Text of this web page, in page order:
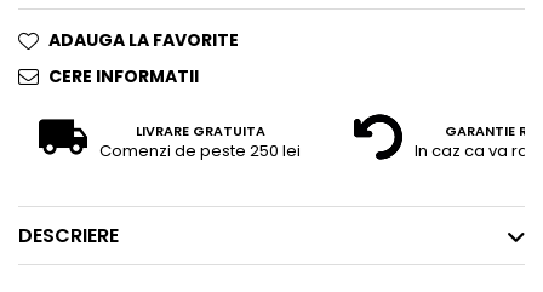
ADAUGA LA FAVORITE
CERE INFORMATII
LIVRARE GRATUITA
Comenzi de peste 250 lei
GARANTIE
In caz ca va
DESCRIERE